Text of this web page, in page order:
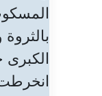
انخرطت